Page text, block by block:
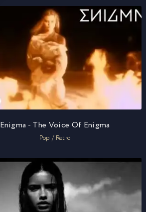
Enigma - The Voice Of Enigma
Pop / Retro